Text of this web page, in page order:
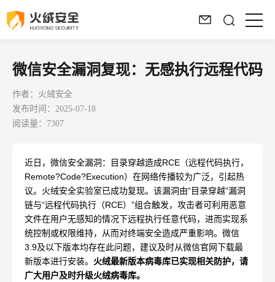
微信安全漏洞复现：无感执行远程代码
作者：火绒安全
发布时间：2025-07-18
阅读量：7307
近日，微信安全漏洞：目录穿越造成RCE（远程代码执行，
Remote?Code?Execution）在网络传播较为广泛，引起热
议。火绒安全实验室已成功复现。该漏洞由“目录穿越”漏洞
链与“远程代码执行（RCE）”组合触发，攻击者可利用恶意
文件在用户无感知的情况下远程执行任意代码，进而实现系
统控制或权限维持，从而对终端安全造成严重影响。微信
3.9及以下版本均存在此问题，建议及时从微信官网下载最
新版本进行安装。 火绒最新版本病毒库已实现相关防护，请
广大用户及时升级火绒病毒库。